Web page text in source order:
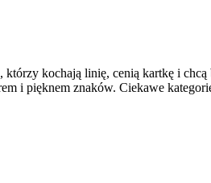
kochają linię, cenią kartkę i
i pięknem znaków. Ciekawe